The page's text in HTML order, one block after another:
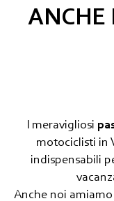
ANCHE
I meravigliosi
motociclisti in
indispensabili
Anche noi